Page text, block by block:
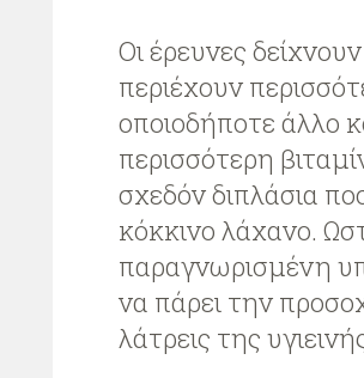
Οι έρευνες
περιέχουν
οποιοδήποτε άλλο
περισσότερη
σχεδόν διπλάσια
κόκκινο λάχανο.
παραγνωρισμένη
να πάρει την
λάτρεις της